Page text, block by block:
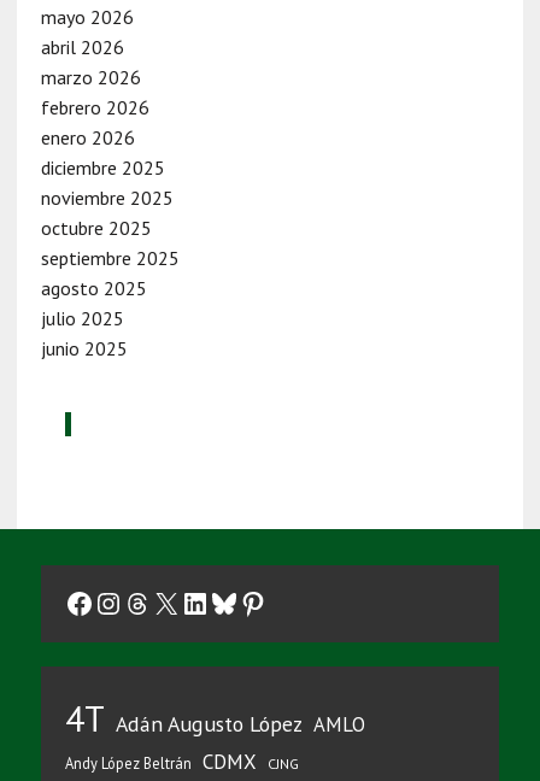
mayo 2026
abril 2026
marzo 2026
febrero 2026
enero 2026
diciembre 2025
noviembre 2025
octubre 2025
septiembre 2025
agosto 2025
julio 2025
junio 2025
Facebook
Instagram
Threads
X LinkedIn
Bluesky
Pinterest
4T Adán Augusto López AMLO
Andy López Beltrán CDMX CJNG